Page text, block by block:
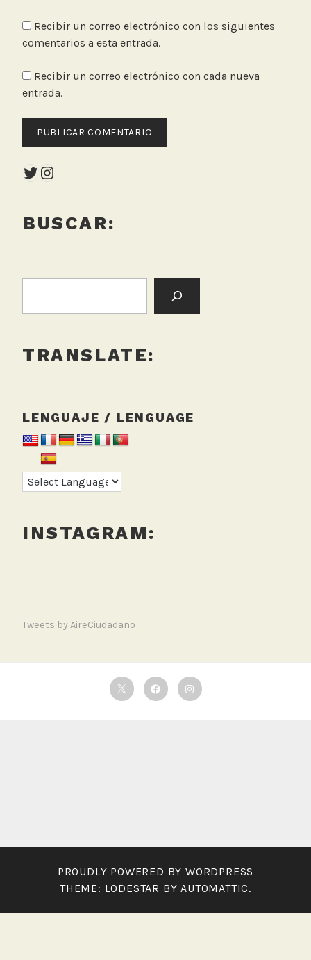
Recibir un correo electrónico con los siguientes
comentarios a esta entrada.
Recibir un correo electrónico con cada nueva
entrada.
Twitter
Instagram
BUSCAR:
TRANSLATE:
LENGUAJE / LENGUAGE
INSTAGRAM:
Tweets by AireCiudadano
TwitterFacebookInstagram
PROUDLY POWERED BY WORDPRESS
THEME: LODESTAR BY AUTOMATTIC.